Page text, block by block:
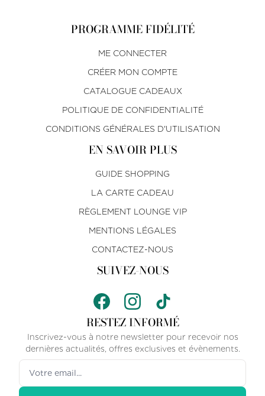
PROGRAMME FIDÉLITÉ
ME CONNECTER
CRÉER MON COMPTE
CATALOGUE CADEAUX
POLITIQUE DE CONFIDENTIALITÉ
CONDITIONS GÉNÉRALES D'UTILISATION
EN SAVOIR PLUS
GUIDE SHOPPING
LA CARTE CADEAU
RÈGLEMENT LOUNGE VIP
MENTIONS LÉGALES
CONTACTEZ-NOUS
SUIVEZ-NOUS
RESTEZ INFORMÉ
Inscrivez-vous à notre newsletter pour recevoir nos
dernières actualités, offres exclusives et évènements.
Votre adresse email